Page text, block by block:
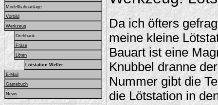
Modellbahnanlage
Vorbild
Werkzeug
Drehbank
Fräse
Löten
Lötstation Weller
E-Mail
Gästebuch
News
Da ich öfters
meine kleine
Bauart ist eine
Knubbel dranne
Nummer gibt die
die Lötstation in